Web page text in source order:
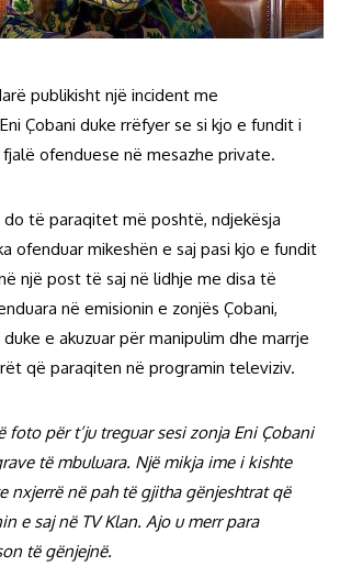
publikisht një incident me
Çobani duke rrëfyer se si kjo e fundit i
ofenduese në mesazhe private.
do të paraqitet më poshtë, ndjekësja
ofenduar mikeshën e saj pasi kjo e fundit
një post të saj në lidhje me disa të
në emisionin e zonjës Çobani,
duke e akuzuar për manipulim dhe marrje
që paraqiten në programin televiziv.
foto për t’ju treguar sesi zonja Eni Çobani
të mbuluara. Një mikja ime i kishte
nxjerrë në pah të gjitha gënjeshtrat që
e saj në TV Klan. Ajo u merr para
të gënjejnë.